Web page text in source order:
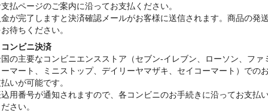
払ページのご案内に沿ってお支払ください。
が完了しますと決済確認メールがお客様に送信されます。商品の発
待ちください。
ンビニ決済
の主要なコンビニエンスストア（セブン-イレブン、ローソン、ファ
マート、ミニストップ、デイリーヤマザキ、セイコーマート）での
いが可能です。
用番号が通知されますので、各コンビニのお手続きに沿ってお支払
さい。